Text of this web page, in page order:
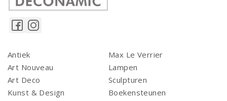
Antiek
Art Nouveau
Art Deco
Kunst & Design
Max Le Verrier
Lampen
Sculpturen
Boekensteunen